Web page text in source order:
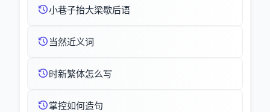
小巷子抬大梁歇后语
当然近义词
时新繁体怎么写
掌控如何造句